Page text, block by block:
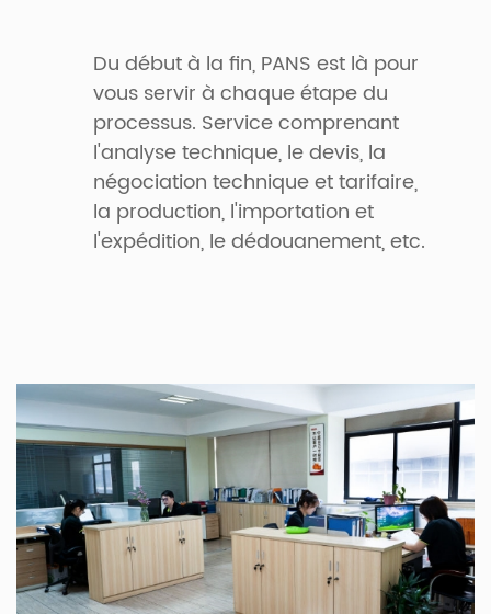
Du début à la fin, PANS est là pour
vous servir à chaque étape du
processus. Service comprenant
l'analyse technique, le devis, la
négociation technique et tarifaire,
la production, l'importation et
l'expédition, le dédouanement, etc.